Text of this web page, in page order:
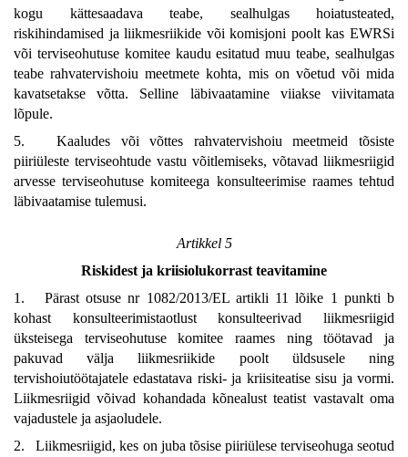
kogu kättesaadava teabe, sealhulgas hoiatusteated,
riskihindamised ja liikmesriikide või komisjoni poolt kas EWRSi
või terviseohutuse komitee kaudu esitatud muu teabe, sealhulgas
teabe rahvatervishoiu meetmete kohta, mis on võetud või mida
kavatsetakse võtta. Selline läbivaatamine viiakse viivitamata
lõpule.
5. Kaaludes või võttes rahvatervishoiu meetmeid tõsiste
piiriüleste terviseohtude vastu võitlemiseks, võtavad liikmesriigid
arvesse terviseohutuse komiteega konsulteerimise raames tehtud
läbivaatamise tulemusi.
Artikkel 5
Riskidest ja kriisiolukorrast teavitamine
1. Pärast otsuse nr 1082/2013/EL artikli 11 lõike 1 punkti b
kohast konsulteerimistaotlust konsulteerivad liikmesriigid
üksteisega terviseohutuse komitee raames ning töötavad ja
pakuvad välja liikmesriikide poolt üldsusele ning
tervishoiutöötajatele edastatava riski- ja kriisiteatise sisu ja vormi.
Liikmesriigid võivad kohandada kõnealust teatist vastavalt oma
vajadustele ja asjaoludele.
2. Liikmesriigid, kes on juba tõsise piiriülese terviseohuga seotud